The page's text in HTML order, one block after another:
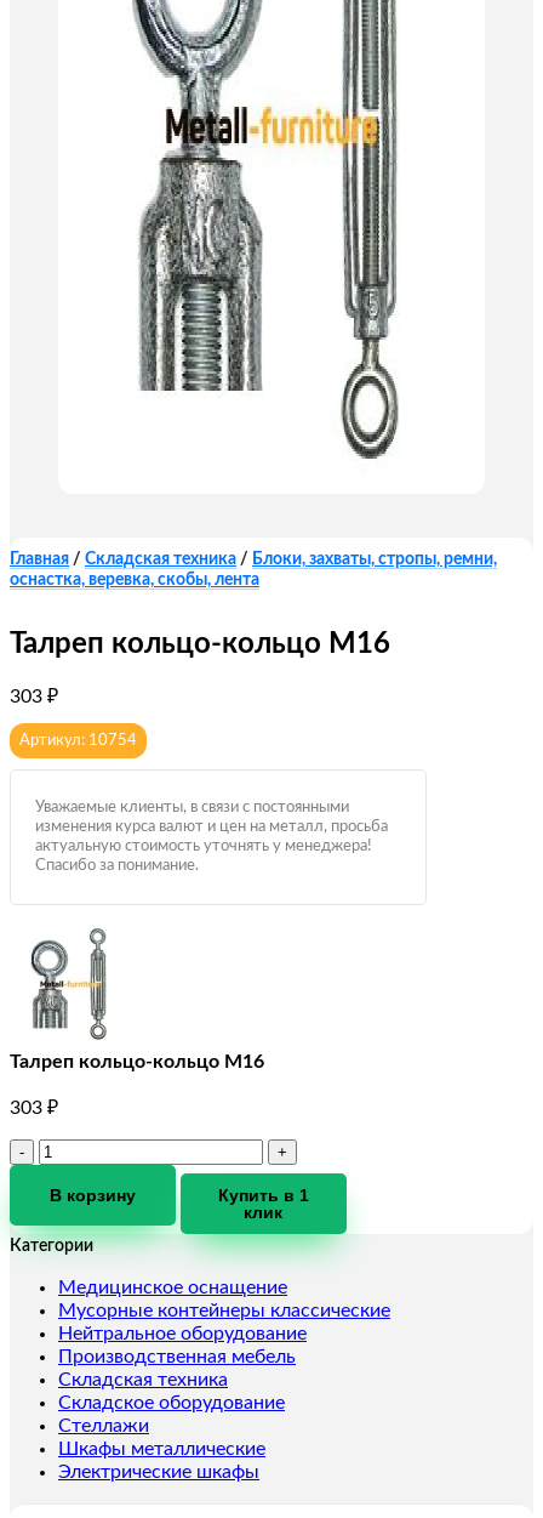
Главная / Складская техника / Блоки, захваты, стропы, ремни,
оснастка, веревка, скобы, лента
Талреп кольцо-кольцо М16
303 ₽
Артикул: 10754
Уважаемые клиенты, в связи с постоянными
изменения курса валют и цен на металл, просьба
актуальную стоимость уточнять у менеджера!
Спасибо за понимание.
Талреп кольцо-кольцо М16
303 ₽
Количество
Талреп
кольцо
В корзину
Купить в 1
клик
Категории
Медицинское оснащение
Мусорные контейнеры классические
Нейтральное оборудование
Производственная мебель
Складская техника
Складское оборудование
Стеллажи
Шкафы металлические
Электрические шкафы